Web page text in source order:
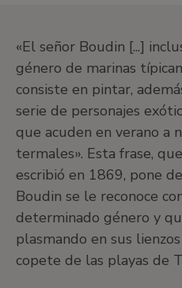
«El señor Boudin [...]
género de marinas
consiste en pintar,
serie de personajes
que acuden en verano a
termales». Esta frase,
escribió en 1869, pone
Boudin se le reconoce
determinado género y
plasmando en sus
copete de las playas de